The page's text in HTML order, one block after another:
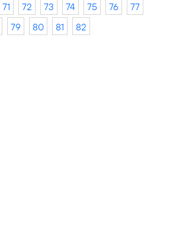
71 72 73 74 75 76
77
79 80 81 82